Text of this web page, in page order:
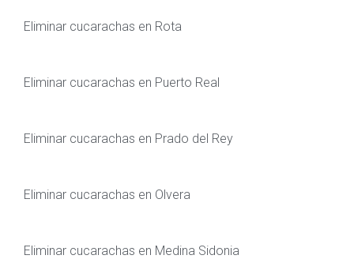
Eliminar cucarachas en Rota
Eliminar cucarachas en Puerto Real
Eliminar cucarachas en Prado del Rey
Eliminar cucarachas en Olvera
Eliminar cucarachas en Medina Sidonia